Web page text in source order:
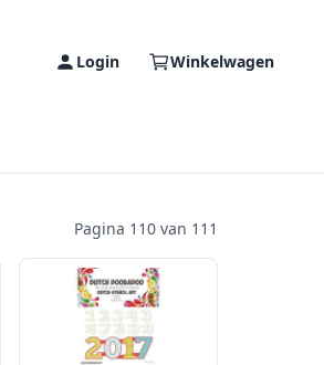
Login Winkelwagen
Pagina 110 van 111